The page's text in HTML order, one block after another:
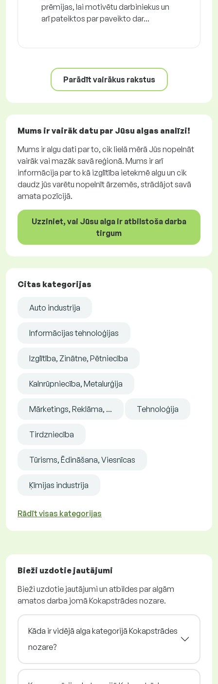
prēmijas, lai motivētu darbiniekus un
arī pateiktos par paveikto dar...
Parādīt vairākus rakstus
Mums ir vairāk datu par Jūsu algas analīzi!
Mums ir algu dati par to, cik lielā mērā Jūs nopelnāt
vairāk vai mazāk savā reģionā. Mums ir arī
informācija par to kā izglītība ietekmē algu un cik
daudz jūs varētu nopelnīt ārzemēs, strādājot savā
amata pozīcijā.
Uzziniet, vai Jūsu alga ir atbilstoša darba
tirgum
Citas kategorijas
Auto industrija
Informācijas tehnoloģijas
Izglītība, Zinātne, Pētniecība
Kalnrūpniecība, Metalurģija
Mārketings, Reklāma, ... Tehnoloģija
Tirdzniecība
Tūrisms, Ēdināšana, Viesnīcas
Ķīmijas industrija
Rādīt visas kategorijas
Bieži uzdotie jautājumi
Bieži uzdotie jautājumi un atbildes par algām
amatos darba jomā Kokapstrādes nozare.
Kāda ir vidējā alga kategorijā Kokapstrādes
nozare?